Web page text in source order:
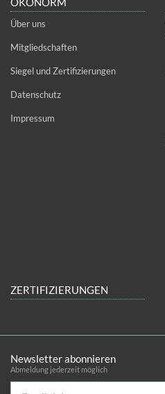
Über uns
Mitgliedschaften
Siegel und Zertifizierungen
Datenschutz
Impressum
ZERTIFIZIERUNGEN
Newsletter abonnieren
Abmeldung jederzeit möglich